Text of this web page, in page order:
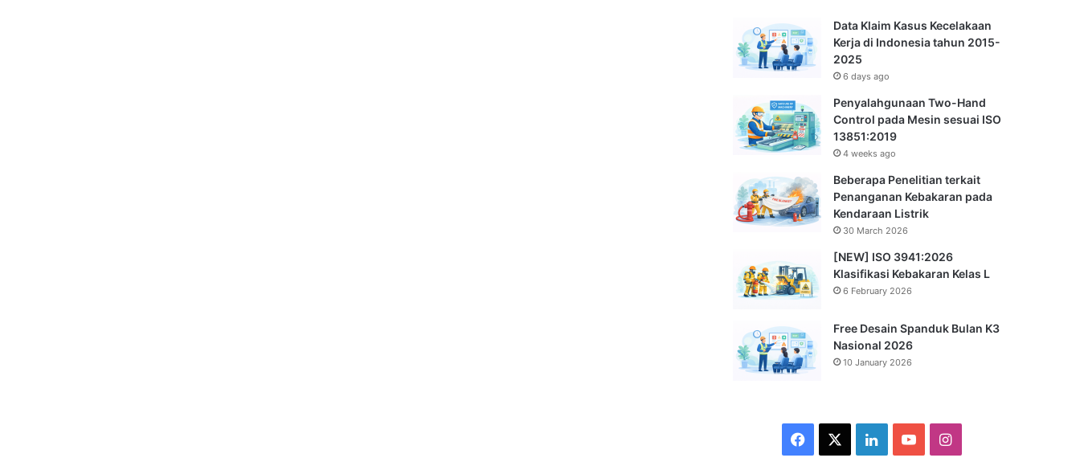
Data Klaim Kasus Kecelakaan
Kerja di Indonesia tahun 2015-
2025
6 days ago
Penyalahgunaan Two-Hand
Control pada Mesin sesuai ISO
13851:2019
4 weeks ago
Beberapa Penelitian terkait
Penanganan Kebakaran pada
Kendaraan Listrik
30 March 2026
[NEW] ISO 3941:2026
Klasifikasi Kebakaran Kelas L
6 February 2026
Free Desain Spanduk Bulan K3
Nasional 2026
10 January 2026
Facebook LinkedInYouTubeInstagram